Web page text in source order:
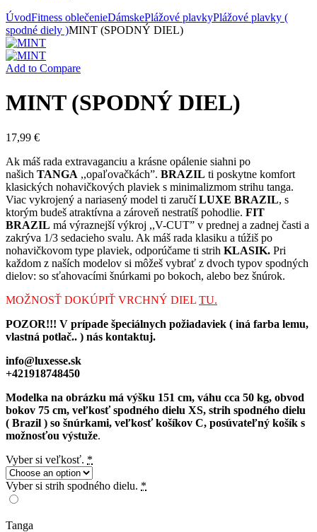
ÚvodFitness oblečenieDámskePlážové plavkyPlážové plavky (
spodné diely )MINT (SPODNÝ DIEL)
Add to Compare
MINT (SPODNÝ DIEL)
17,99 €
Ak máš rada extravaganciu a krásne opálenie siahni po
našich TANGA ,,opaľovačkách”. BRAZIL ti poskytne komfort
klasických nohavičkových plaviek s minimalizmom strihu tanga.
Viac vykrojený a nariasený model ti zaručíLUXE BRAZIL, s
ktorým budeš atraktívna a zároveň nestratíš pohodlie. FIT
BRAZIL má výraznejší výkroj ,,V-CUT” v prednej a zadnej časti a
zakrýva 1/3 sedacieho svalu. Ak máš rada klasiku a túžiš po
nohavičkovom type plaviek, odporúčame ti strih KLASIK. Pri
každom z naších modelov si môžeš vybrať z dvoch typov spodných
dielov: so sťahovacími šnúrkami po bokoch, alebo bez šnúrok.
MOŽNOSŤ DOKÚPIŤ VRCHNÝ DIEL TU.
POZOR!!! V prípade špeciálnych požiadaviek ( iná farba lemu,
vlastná potlač.. ) nás kontaktuj.
info@luxesse.sk
+421918748450
Modelka na obrázku má výšku 151 cm, váhu cca 50 kg, obvod
bokov 75 cm, veľkosť spodného dielu XS, strih spodného dielu
( Brazil ) so šnúrkami, veľkosť košíkov C, posúvateľný košík s
možnosťou výstuže.
Vyber si veľkosť. *
Vyber si strih spodného dielu. *
Tanga